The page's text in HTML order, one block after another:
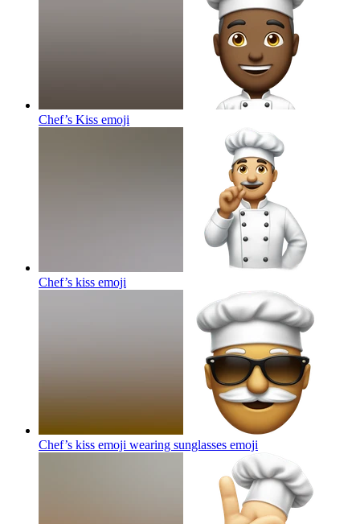
Chef’s Kiss emoji
Chef’s kiss emoji
Chef’s kiss emoji wearing sunglasses emoji